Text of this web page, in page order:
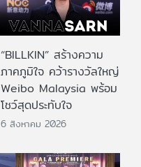
“BILLKIN” สร้างความ
ภาคภูมิใจ คว้ารางวัลใหญ่
Weibo Malaysia พร้อม
โชว์สุดประทับใจ
6 สิงหาคม 2026